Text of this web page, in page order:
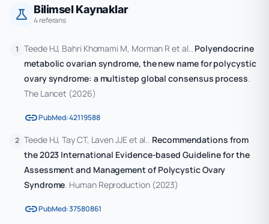
science Bilimsel Kaynaklar
4 referans
1 Teede HJ, Bahri Khomami M, Morman R et al.. Polyendocrine
metabolic ovarian syndrome, the new name for polycystic
ovary syndrome: a multistep global consensus process
The Lancet (2026)
linkPubMed: 42119588
2 Teede HJ, Tay CT, Laven JJE et al.. Recommendations from
the 2023 International Evidence-based Guideline for the
Assessment and Management of Polycystic Ovary
Syndrome . Human Reproduction(2023)
linkPubMed: 37580861